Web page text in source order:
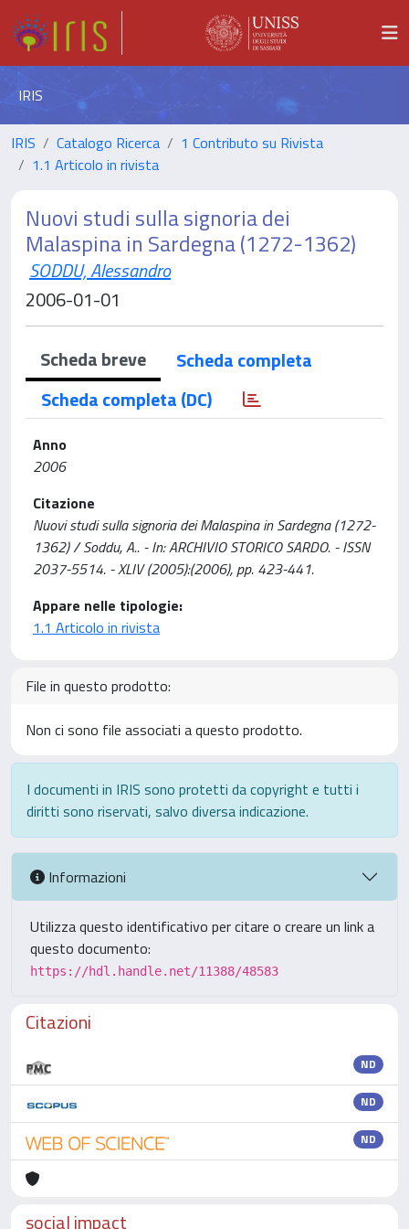
IRIS
IRIS Catalogo Ricerca
1 Contributo su Rivista
1.1 Articolo in rivista
Nuovi studi sulla signoria dei
Malaspina in Sardegna (1272-1362)
SODDU, Alessandro
2006-01-01
Scheda breve
Scheda completa
Scheda completa (DC)
Anno
2006
Citazione
Nuovi studi sulla signoria dei Malaspina in Sardegna (1272-
1362) / Soddu, A.. - In: ARCHIVIO STORICO SARDO. - ISSN
2037-5514. - XLIV (2005):(2006), pp. 423-441.
Appare nelle tipologie:
1.1 Articolo in rivista
File in questo prodotto:
Non ci sono file associati a questo prodotto.
I documenti in IRIS sono protetti da copyright e tutti i
diritti sono riservati, salvo diversa indicazione.
Informazioni
Utilizza questo identificativo per citare o creare un link a
questo documento:
https://hdl.handle.net/11388/48583
Citazioni
ND
ND
ND
social impact